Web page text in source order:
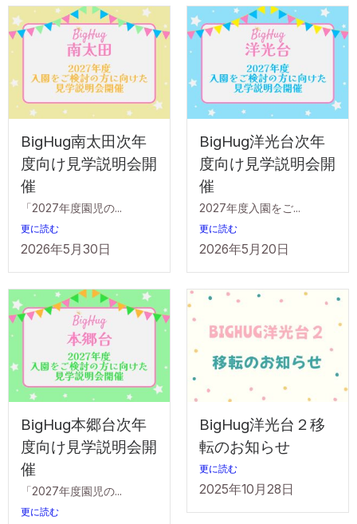
BigHug南太田次年
度向け見学説明会開
催
「2027年度園児の...
更に読む
2026年5月30日
BigHug洋光台次年
度向け見学説明会開
催
2027年度入園をご...
更に読む
2026年5月20日
BigHug本郷台次年
度向け見学説明会開
催
「2027年度園児の...
更に読む
BigHug洋光台２移
転のお知らせ
更に読む
2025年10月28日